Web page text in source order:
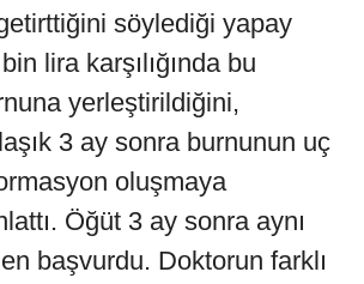
söylediği yapay
lira karşılığında bu
yerleştirildiğini,
3 ay sonra burnunun uç
oluşmaya
Öğüt 3 ay sonra aynı
başvurdu. Doktorun farklı